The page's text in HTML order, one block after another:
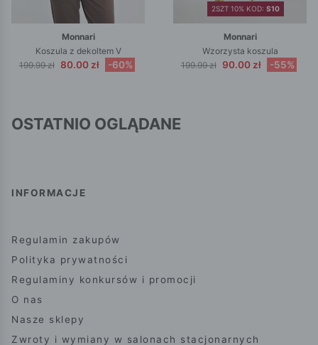
Monnari
Koszula z dekoltem V
199.99 zł 80.00 zł -60%
2SZT 10% KOD: S10
Monnari
Wzorzysta koszula
199.99 zł 90.00 zł -55%
OSTATNIO OGLĄDANE
INFORMACJE
Regulamin zakupów
Polityka prywatności
Regulaminy konkursów i promocji
O nas
Nasze sklepy
Zwroty i wymiany w salonach stacjonarnych